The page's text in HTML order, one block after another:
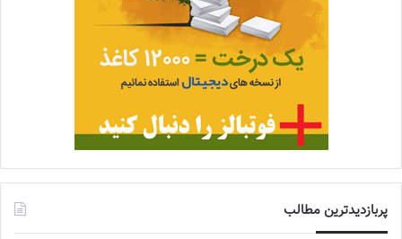
پربازدیدترین مطالب